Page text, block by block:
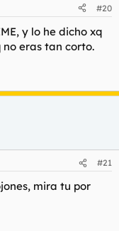
#20
y lo he dicho xq
no eras tan corto.
#21
mira tu por